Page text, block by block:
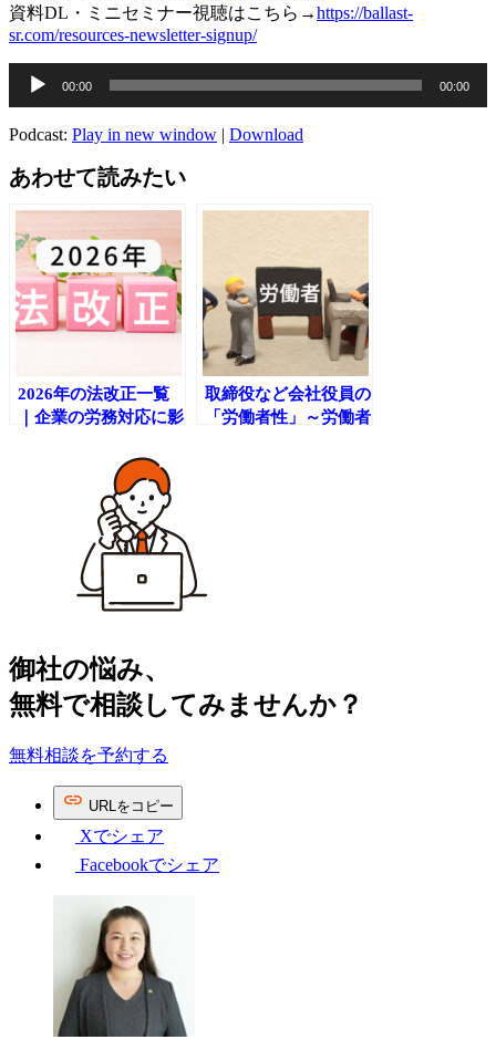
資料DL・ミニセミナー視聴はこちら→https://ballast-
sr.com/resources-newsletter-signup/
レ
ー
ヤ
ー
00:00 00:00
Podcast: Play in new window | Download
あわせて読みたい
2026年の法改正一覧
｜企業の労務対応に影
取締役など会社役員の
「労働者性」～労働者
御社の​悩み、
無料で​相談してみませんか？
無料相談を予約する
URL を コピー
Xでシェア
Facebookでシェア